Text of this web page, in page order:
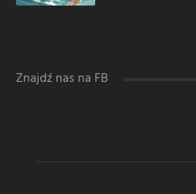
Znajdź nas na FB